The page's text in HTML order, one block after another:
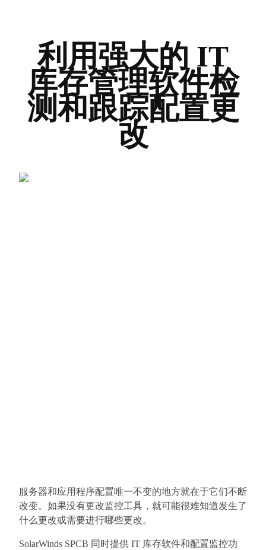
利用强大的 IT
库存管理软件检
测和跟踪配置更
改
服务器和应用程序配置唯一不变的地方就在于它们不断
改变。如果没有更改监控工具，就可能很难知道发生了
什么更改或需要进行哪些更改。
SolarWinds SPCB 同时提供 IT 库存软件和配置监控功